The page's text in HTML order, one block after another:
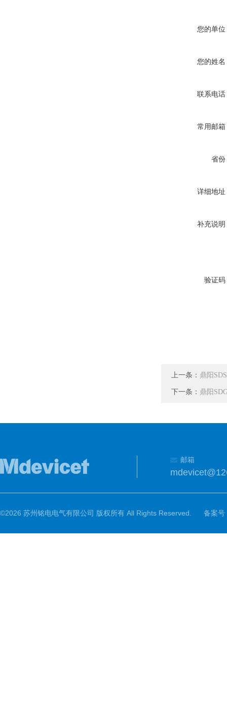
您的单位
您的姓名
联系电话
常用邮箱
省份
详细地址
补充说明
验证码
上一条： 鼎阳
下一条： 鼎阳
邮箱
©2026 苏州铭电电气有限公司 版权所有 All Rights Reserved. 备案号